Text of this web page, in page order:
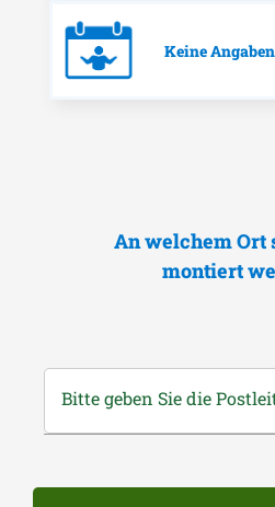
Keine Angaben
An welchem Ort
montiert
Bitte geben Sie die